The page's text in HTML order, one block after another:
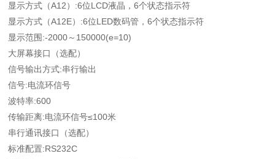
显示方式（A12）:6位LCD液晶，6个状态指示符
显示方式（A12E）:6位LED数码管，6个状态指示符
显示范围:-2000～150000(e=10)
大屏幕接口（选配）
信号输出方式:串行输出
信号:电流环信号
波特率:600
传输距离:电流环信号≤100米
串行通讯接口（选配）
标准配置:RS232C